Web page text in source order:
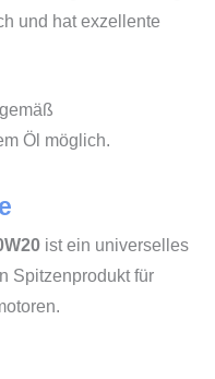
und hat exzellente
Öl möglich.
ist ein universelles
Spitzenprodukt für